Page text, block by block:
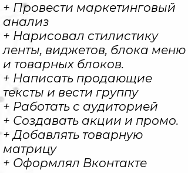
+ Провести маркетинговый
анализ
+ Нарисовал стилистику
ленты, виджетов, блока меню
и товарных блоков.
+ Написать продающие
тексты и вести группу
+ Работать с аудиторией
+ Создавать акции и промо.
+ Добавлять товарную
матрицу
+ Оформлял Вконтакте